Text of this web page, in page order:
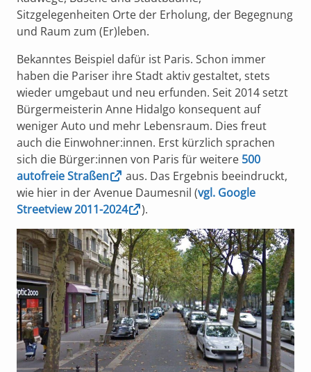
Sitzgelegenheiten Orte der Erholung, der Begegnung
und Raum zum (Er)leben.
Bekanntes Beispiel dafür ist Paris. Schon immer
haben die Pariser ihre Stadt aktiv gestaltet, stets
wieder umgebaut und neu erfunden. Seit 2014 setzt
Bürgermeisterin Anne Hidalgo konsequent auf
weniger Auto und mehr Lebensraum. Dies freut
auch die Einwohner:innen. Erst kürzlich sprachen
sich die Bürger:innen von Paris für weitere 500
autofreie Straßen
aus. Das Ergebnis beeindruckt,
wie hier in der Avenue Daumesnil (vgl. Google
Streetview 2011-2024
).